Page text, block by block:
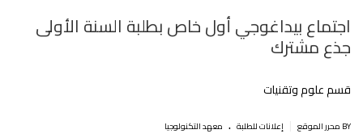
اجتماع بيداغوجي أول خاص بطلبة السنة الأولى
جذع مشترك
قسم علوم وتقنيات
BY محرر الموقع إعلانات للطلبة . معهد التكنولوجيا